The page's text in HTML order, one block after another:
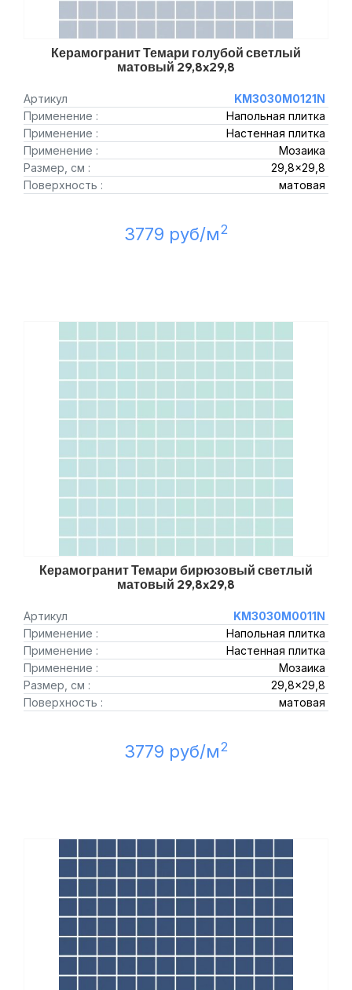
Керамогранит Темари голубой светлый
матовый 29,8x29,8
Артикул
KM3030M0121N
Применение :
Напольная плитка
Применение :
Настенная плитка
Применение :
Мозаика
Размер, см :
29,8x29,8
Поверхность :
матовая
3779 руб/м2
Керамогранит Темари бирюзовый светлый
матовый 29,8x29,8
Артикул
KM3030M0011N
Применение :
Напольная плитка
Применение :
Настенная плитка
Применение :
Мозаика
Размер, см :
29,8x29,8
Поверхность :
матовая
3779 руб/м2